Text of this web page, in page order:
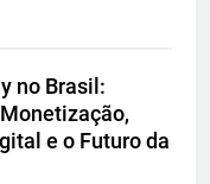
no Brasil:
e o Futuro da